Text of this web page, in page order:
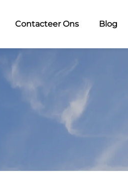
Contacteer Ons Blog